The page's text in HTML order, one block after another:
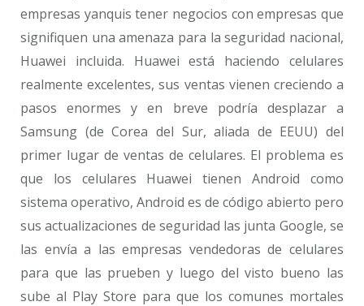
empresas yanquis tener negocios con empresas que
signifiquen una amenaza para la seguridad nacional,
Huawei incluida. Huawei está haciendo celulares
realmente excelentes, sus ventas vienen creciendo a
pasos enormes y en breve podría desplazar a
Samsung (de Corea del Sur, aliada de EEUU) del
primer lugar de ventas de celulares. El problema es
que los celulares Huawei tienen Android como
sistema operativo, Android es de código abierto pero
sus actualizaciones de seguridad las junta Google, se
las envía a las empresas vendedoras de celulares
para que las prueben y luego del visto bueno las
sube al Play Store para que los comunes mortales